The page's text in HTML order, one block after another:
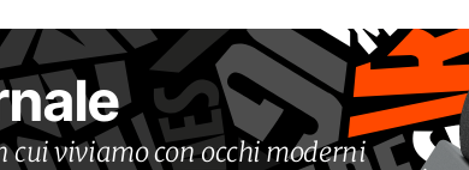
cui viviamo con occhi moderni